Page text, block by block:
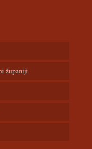
županiji